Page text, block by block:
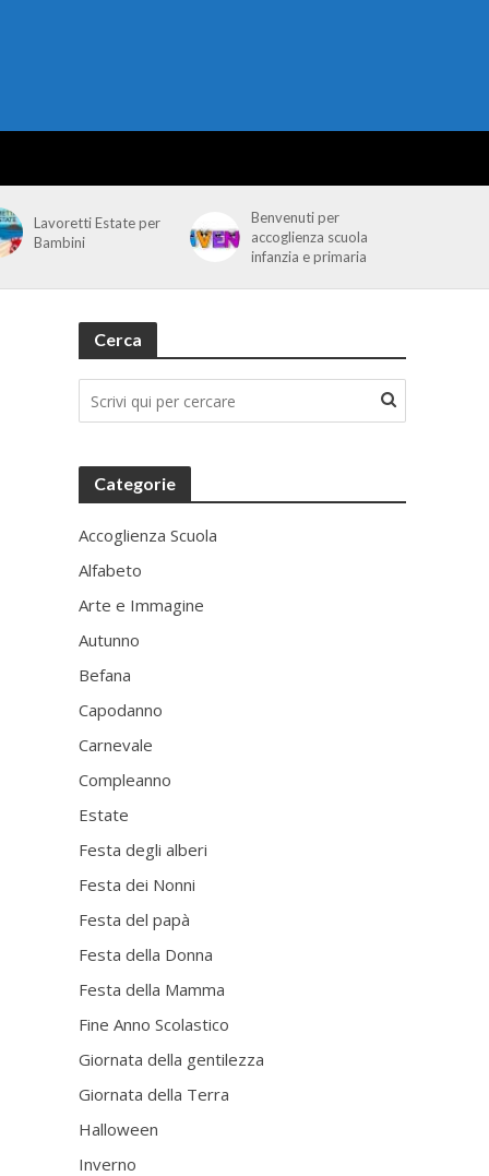
Lavoretti Estate per
Bambini
Benvenuti per
accoglienza scuola
infanzia e primaria
Cerca
Categorie
Accoglienza Scuola
Alfabeto
Arte e Immagine
Autunno
Befana
Capodanno
Carnevale
Compleanno
Estate
Festa degli alberi
Festa dei Nonni
Festa del papà
Festa della Donna
Festa della Mamma
Fine Anno Scolastico
Giornata della gentilezza
Giornata della Terra
Halloween
Inverno